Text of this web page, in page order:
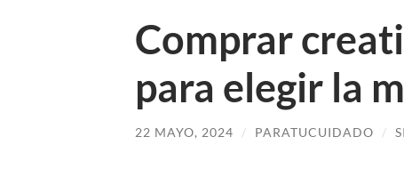
Comprar
para elegir la
22 MAYO, 2024 / PARATUCUIDADO /